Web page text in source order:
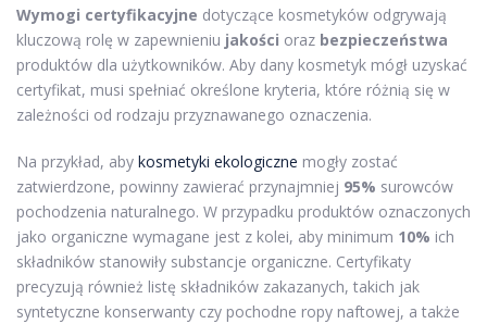
Wymogi certyfikacyjne dotyczące kosmetyków odgrywają
kluczową rolę w zapewnieniu jakości oraz bezpieczeństwa
produktów dla użytkowników. Aby dany kosmetyk mógł uzyskać
certyfikat, musi spełniać określone kryteria, które różnią się w
zależności od rodzaju przyznawanego oznaczenia.
Na przykład, aby kosmetyki ekologiczne mogły zostać
zatwierdzone, powinny zawierać przynajmniej 95% surowców
pochodzenia naturalnego. W przypadku produktów oznaczonych
jako organiczne wymagane jest z kolei, aby minimum 10% ich
składników stanowiły substancje organiczne. Certyfikaty
precyzują również listę składników zakazanych, takich jak
syntetyczne konserwanty czy pochodne ropy naftowej, a także